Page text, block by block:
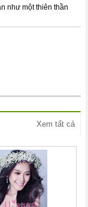
như một thiên thần
Xem tất cả